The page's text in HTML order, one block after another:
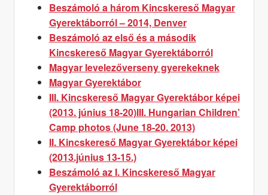
Beszámoló a három Kincskereső Magyar
Gyerektáborról – 2014, Denver
Beszámoló az első és a második
Kincskereső Magyar Gyerektáborról
Magyar levelezőverseny gyerekeknek
Magyar Gyerektábor
III. Kincskereső Magyar Gyerektábor képei
(2013. június 18-20)III. Hungarian Children’
Camp photos (June 18-20. 2013)
II. Kincskereső Magyar Gyerektábor képei
(2013.június 13-15.)
Beszámoló az I. Kincskereső Magyar
Gyerektáborról